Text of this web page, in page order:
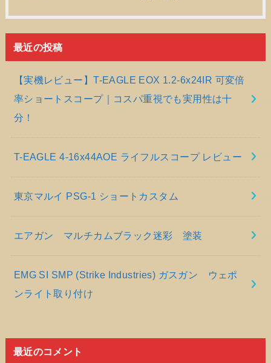
最近の投稿
【実機レビュー】T-EAGLE EOX 1.2-6x24IR 可変倍
率ショートスコープ｜コスパ重視でも実用性は十
分！
T-EAGLE 4-16x44AOE ライフルスコープ レビュー
東京マルイ PSG-1 ショートカスタム
エアガン マルチカムブラック迷彩 塗装
EMG SI SMP (Strike Industries) ガスガン ウェポ
ンライト取り付け
最近のコメント